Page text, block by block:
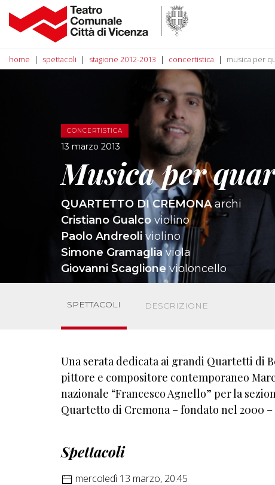
home spettacoli stagione 2012-2013 concertistica musica per
CONCERTISTICA
13 marzo 2013
Musica per
QUARTETTO DI CREMONAarchi
Cristiano Gualcoviolino
Paolo Andreoliviolino
Simone Gramagliaviola
Giovanni Scaglione violoncello
SPETTACOLI DESCRIZIONE
Una serata dedicata ai grandi Quartetti di
pittore e compositore contemporaneo
nazionale “Francesco Agnello” per la
Quartetto di Cremona – fondato nel 2000
Spettacoli
mercoledì 13 marzo, 20:45